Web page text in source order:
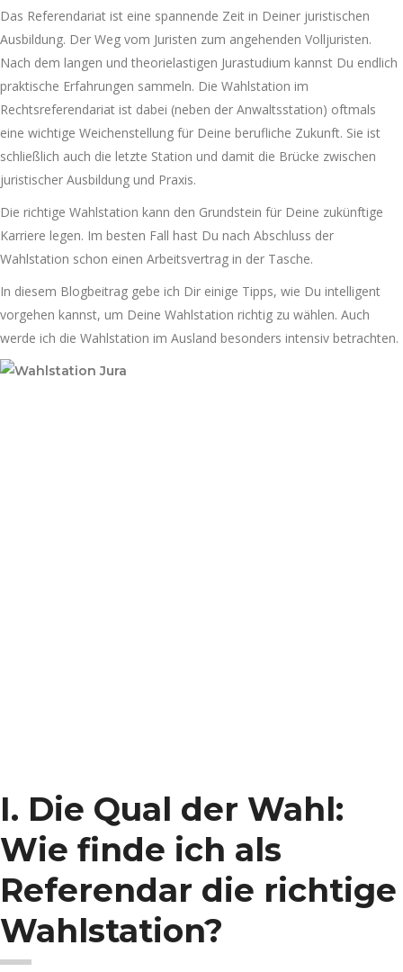
Das Referendariat ist eine spannende Zeit in Deiner juristischen
Ausbildung. Der Weg vom Juristen zum angehenden Volljuristen.
Nach dem langen und theorielastigen Jurastudium kannst Du endlich
praktische Erfahrungen sammeln. Die Wahlstation im
Rechtsreferendariat ist dabei (neben der Anwaltsstation) oftmals
eine wichtige Weichenstellung für Deine berufliche Zukunft. Sie ist
schließlich auch die letzte Station und damit die Brücke zwischen
juristischer Ausbildung und Praxis.
Die richtige Wahlstation kann den Grundstein für Deine zukünftige
Karriere legen. Im besten Fall hast Du nach Abschluss der
Wahlstation schon einen Arbeitsvertrag in der Tasche.
In diesem Blogbeitrag gebe ich Dir einige Tipps, wie Du intelligent
vorgehen kannst, um Deine Wahlstation richtig zu wählen. Auch
werde ich die Wahlstation im Ausland besonders intensiv betrachten.
I. Die Qual der Wahl:
Wie finde ich als
Referendar die richtige
Wahlstation?